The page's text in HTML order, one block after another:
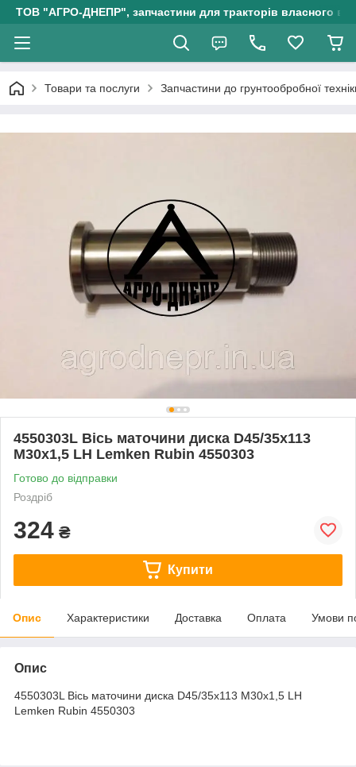
ТОВ "АГРО-ДНЕПР", запчастини для тракторів власного
Товари та послуги Запчастини до грунтообробної
4550303L Вісь маточини диска D45/35x113
M30x1,5 LH Lemken Rubin 4550303
Готово до відправки
Роздріб
324 ₴
Купити
Опис Характеристики Доставка Оплата Умови
Опис
4550303L Вісь маточини диска D45/35x113 M30x1,5 LH
Lemken Rubin 4550303